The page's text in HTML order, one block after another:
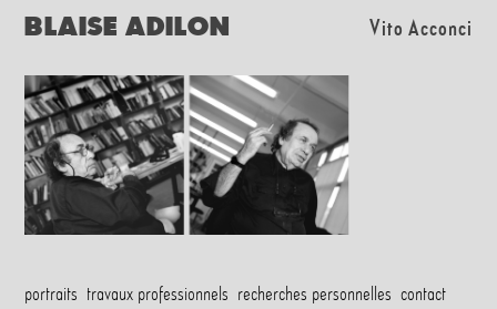
BLAISE ADILON Vito Acconci
portraits travaux professionnels recherches personnellescontact